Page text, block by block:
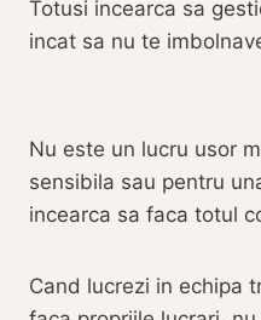
Totusi incearca sa
incat sa nu te
Nu este un lucru usor
sensibila sau pentru
incearca sa faca totul
Cand lucrezi in echipa